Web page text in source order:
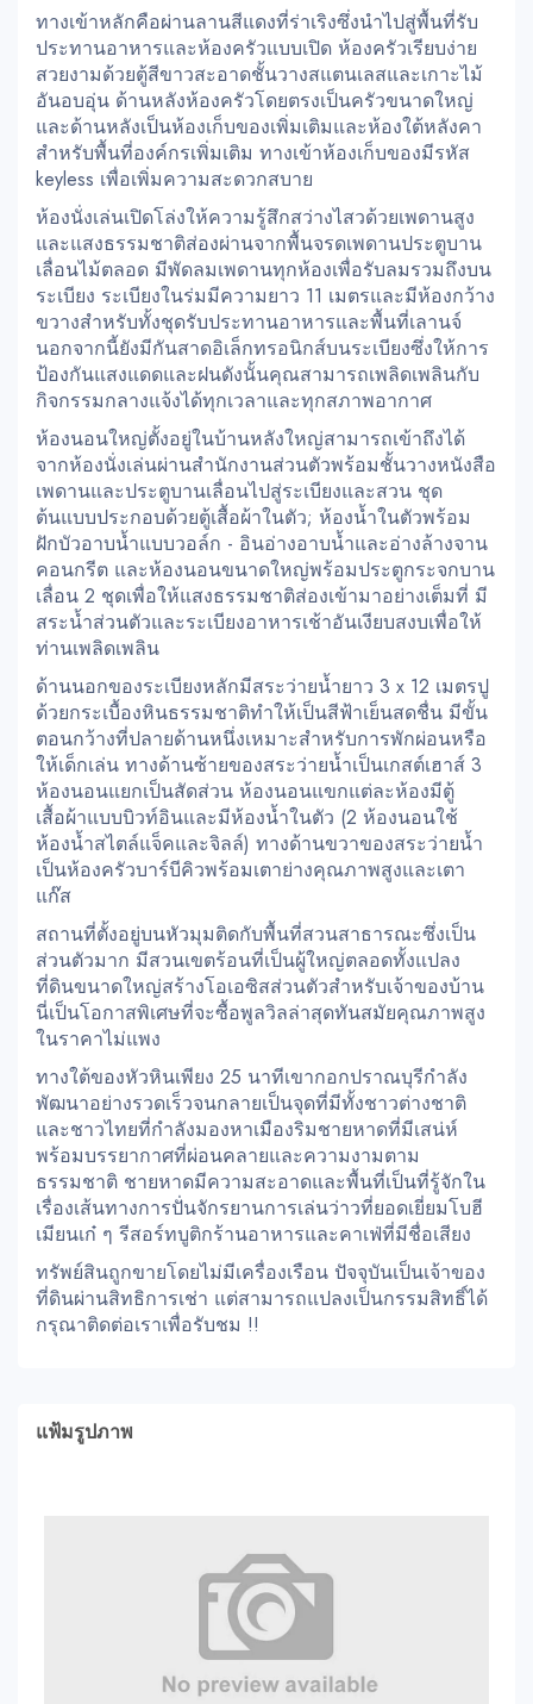
ทางเข้าหลักคือผ่านลานสีแดงที่ร่าเริงซึ่งนำไปสู่พื้นที่รับ
ประทานอาหารและห้องครัวแบบเปิด ห้องครัวเรียบง่าย
สวยงามด้วยตู้สีขาวสะอาดชั้นวางสแตนเลสและเกาะไม้
อันอบอุ่น ด้านหลังห้องครัวโดยตรงเป็นครัวขนาดใหญ่
และด้านหลังเป็นห้องเก็บของเพิ่มเติมและห้องใต้หลังคา
สำหรับพื้นที่องค์กรเพิ่มเติม ทางเข้าห้องเก็บของมีรหัส
keyless เพื่อเพิ่มความสะดวกสบาย
ห้องนั่งเล่นเปิดโล่งให้ความรู้สึกสว่างไสวด้วยเพดานสูง
และแสงธรรมชาติส่องผ่านจากพื้นจรดเพดานประตูบาน
เลื่อนไม้ตลอด มีพัดลมเพดานทุกห้องเพื่อรับลมรวมถึงบน
ระเบียง ระเบียงในร่มมีความยาว 11 เมตรและมีห้องกว้าง
ขวางสำหรับทั้งชุดรับประทานอาหารและพื้นที่เลานจ์
นอกจากนี้ยังมีกันสาดอิเล็กทรอนิกส์บนระเบียงซึ่งให้การ
ป้องกันแสงแดดและฝนดังนั้นคุณสามารถเพลิดเพลินกับ
กิจกรรมกลางแจ้งได้ทุกเวลาและทุกสภาพอากาศ
ห้องนอนใหญ่ตั้งอยู่ในบ้านหลังใหญ่สามารถเข้าถึงได้
จากห้องนั่งเล่นผ่านสำนักงานส่วนตัวพร้อมชั้นวางหนังสือ
เพดานและประตูบานเลื่อนไปสู่ระเบียงและสวน ชุด
ต้นแบบประกอบด้วยตู้เสื้อผ้าในตัว; ห้องน้ำในตัวพร้อม
ฝักบัวอาบน้ำแบบวอล์ก - อินอ่างอาบน้ำและอ่างล้างจาน
คอนกรีต และห้องนอนขนาดใหญ่พร้อมประตูกระจกบาน
เลื่อน 2 ชุดเพื่อให้แสงธรรมชาติส่องเข้ามาอย่างเต็มที่ มี
สระน้ำส่วนตัวและระเบียงอาหารเช้าอันเงียบสงบเพื่อให้
ท่านเพลิดเพลิน
ด้านนอกของระเบียงหลักมีสระว่ายน้ำยาว 3 x 12 เมตรปู
ด้วยกระเบื้องหินธรรมชาติทำให้เป็นสีฟ้าเย็นสดชื่น มีขั้น
ตอนกว้างที่ปลายด้านหนึ่งเหมาะสำหรับการพักผ่อนหรือ
ให้เด็กเล่น ทางด้านซ้ายของสระว่ายน้ำเป็นเกสต์เฮาส์ 3
ห้องนอนแยกเป็นสัดส่วน ห้องนอนแขกแต่ละห้องมีตู้
เสื้อผ้าแบบบิวท์อินและมีห้องน้ำในตัว (2 ห้องนอนใช้
ห้องน้ำสไตล์แจ็คและจิลล์) ทางด้านขวาของสระว่ายน้ำ
เป็นห้องครัวบาร์บีคิวพร้อมเตาย่างคุณภาพสูงและเตา
แก๊ส
สถานที่ตั้งอยู่บนหัวมุมติดกับพื้นที่สวนสาธารณะซึ่งเป็น
ส่วนตัวมาก มีสวนเขตร้อนที่เป็นผู้ใหญ่ตลอดทั้งแปลง
ที่ดินขนาดใหญ่สร้างโอเอซิสส่วนตัวสำหรับเจ้าของบ้าน
นี่เป็นโอกาสพิเศษที่จะซื้อพูลวิลล่าสุดทันสมัยคุณภาพสูง
ในราคาไม่แพง
ทางใต้ของหัวหินเพียง 25 นาทีเขากอกปราณบุรีกำลัง
พัฒนาอย่างรวดเร็วจนกลายเป็นจุดที่มีทั้งชาวต่างชาติ
และชาวไทยที่กำลังมองหาเมืองริมชายหาดที่มีเสน่ห์
พร้อมบรรยากาศที่ผ่อนคลายและความงามตาม
ธรรมชาติ ชายหาดมีความสะอาดและพื้นที่เป็นที่รู้จักใน
เรื่องเส้นทางการปั่นจักรยานการเล่นว่าวที่ยอดเยี่ยมโบฮี
เมียนเก๋ ๆ รีสอร์ทบูติกร้านอาหารและคาเฟ่ที่มีชื่อเสียง
ทรัพย์สินถูกขายโดยไม่มีเครื่องเรือน ปัจจุบันเป็นเจ้าของ
ที่ดินผ่านสิทธิการเช่า แต่สามารถแปลงเป็นกรรมสิทธิ์ได้
กรุณาติดต่อเราเพื่อรับชม !!
แฟ้มรูปภาพ